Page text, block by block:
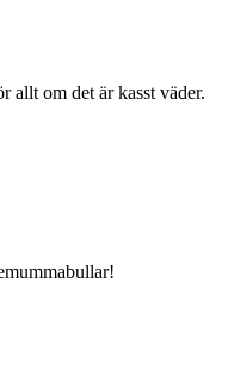
allt om det är kasst väder.